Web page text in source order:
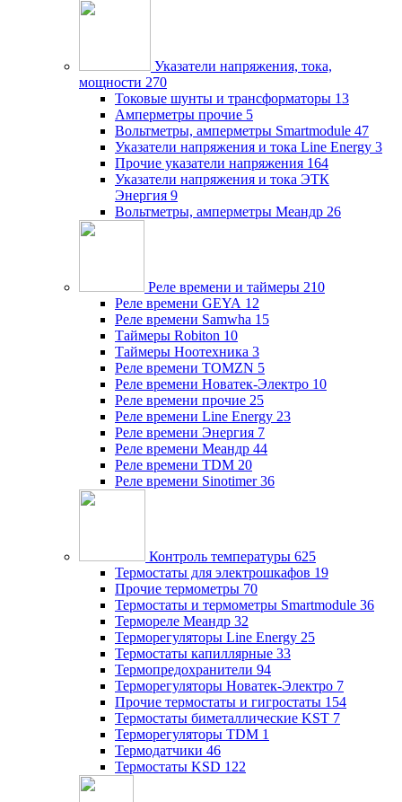
Указатели напряжения, тока,
мощности 270
Токовые шунты и трансформаторы 13
Амперметры прочие 5
Вольтметры, амперметры Smartmodule 47
Указатели напряжения и тока Line Energy 3
Прочие указатели напряжения 164
Указатели напряжения и тока ЭТК
Энергия 9
Вольтметры, амперметры Меандр 26
Реле времени и таймеры 210
Реле времени GEYA 12
Реле времени Samwha 15
Таймеры Robiton 10
Таймеры Ноотехника 3
Реле времени TOMZN 5
Реле времени Новатек-Электро 10
Реле времени прочие 25
Реле времени Line Energy 23
Реле времени Энергия 7
Реле времени Меандр 44
Реле времени TDM 20
Реле времени Sinotimer 36
Контроль температуры 625
Термостаты для электрошкафов 19
Прочие термометры 70
Термостаты и термометры Smartmodule 36
Термореле Меандр 32
Терморегуляторы Line Energy 25
Термостаты капиллярные 33
Термопредохранители 94
Терморегуляторы Новатек-Электро 7
Прочие термостаты и гигростаты 154
Термостаты биметаллические KST 7
Терморегуляторы TDM 1
Термодатчики 46
Термостаты KSD 122